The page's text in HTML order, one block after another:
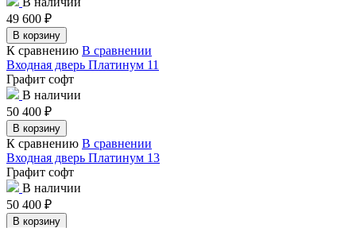
49 600 ₽
В корзину
К сравнению В сравнении
Входная дверь Платинум 11
Графит софт
В наличии
50 400 ₽
В корзину
К сравнению В сравнении
Входная дверь Платинум 13
Графит софт
В наличии
50 400 ₽
В корзину